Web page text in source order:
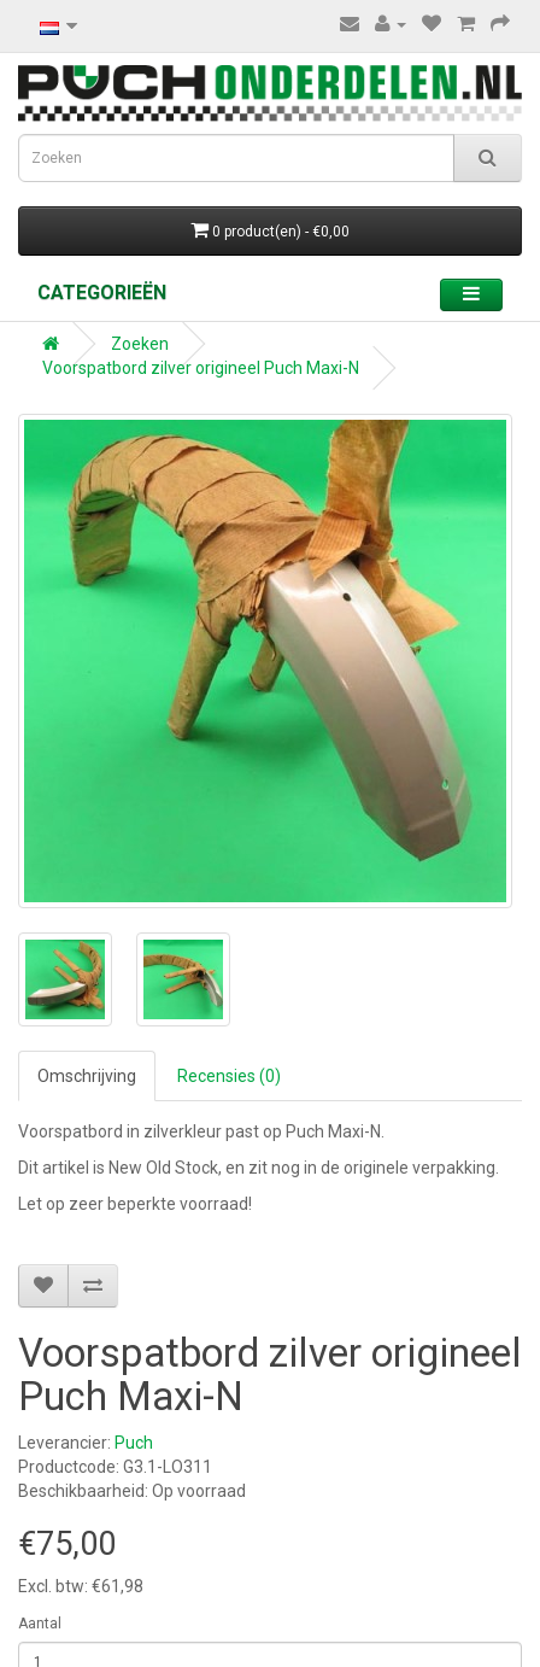
0 product(en) - €0,00
CATEGORIEËN
Zoeken
Voorspatbord zilver origineel Puch Maxi-N
Omschrijving Recensies (0)
Voorspatbord in zilverkleur past op Puch Maxi-N.
Dit artikel is New Old Stock, en zit nog in de originele verpakking.
Let op zeer beperkte voorraad!
Voorspatbord zilver origineel
Puch Maxi-N
Leverancier: Puch
Productcode: G3.1-LO311
Beschikbaarheid: Op voorraad
€75,00
Excl. btw: €61,98
Aantal